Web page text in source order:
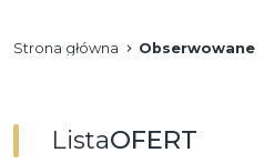
Strona główna Obserwowane
ListaOFERT